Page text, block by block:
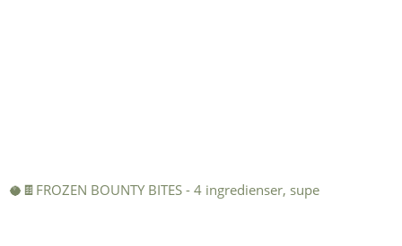
🥥🍫FROZEN BOUNTY BITES - 4 ingredienser, supe